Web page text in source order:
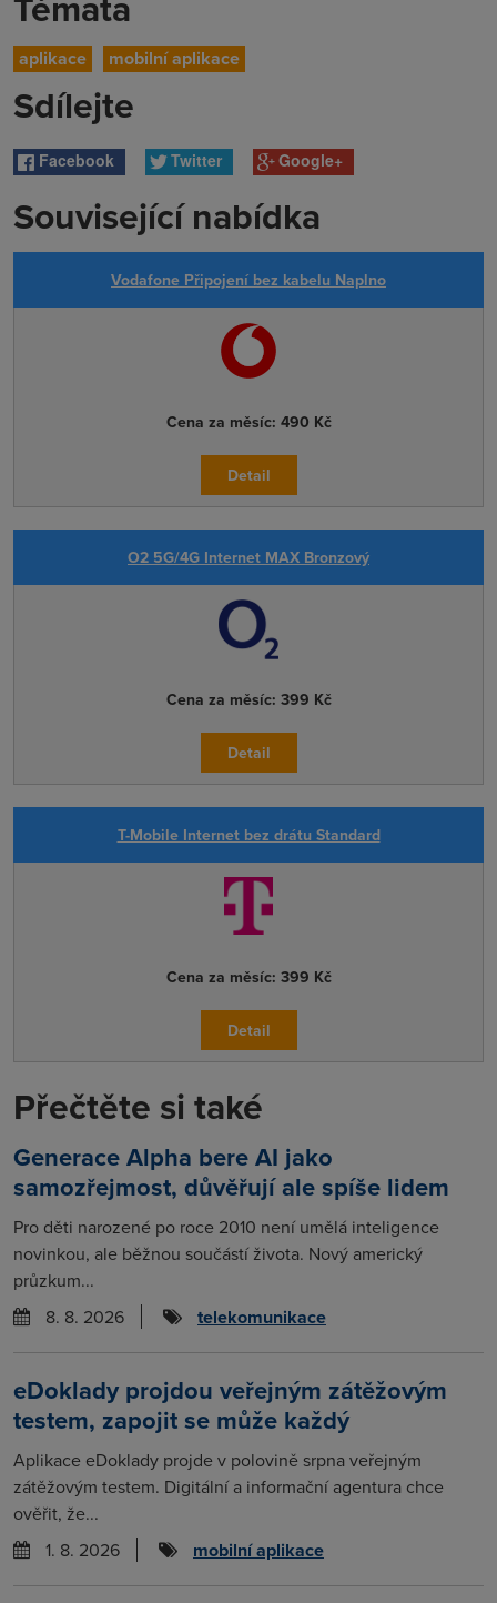
aplikace mobilní aplikace
Sdílejte
Facebook Twitter Google+
Související nabídka
Vodafone Připojení bez kabelu Naplno
Cena za měsíc: 490 Kč
Detail
O2 5G/4G Internet MAX Bronzový
Cena za měsíc: 399 Kč
Detail
T-Mobile Internet bez drátu Standard
Cena za měsíc: 399 Kč
Detail
Přečtěte si také
Generace Alpha bere AI jako
samozřejmost, důvěřují ale spíše lidem
Pro děti narozené po roce 2010 není umělá inteligence
novinkou, ale běžnou součástí života. Nový americký
průzkum...
8. 8. 2026
telekomunikace
eDoklady projdou veřejným zátěžovým
testem, zapojit se může každý
Aplikace eDoklady projde v polovině srpna veřejným
zátěžovým testem. Digitální a informační agentura chce
ověřit, že...
1. 8. 2026
mobilní aplikace